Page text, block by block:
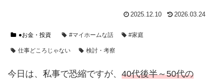
2025.12.10 2026.03.24
●お金・投資 #マイホームな話 #家庭
仕事どころじゃない 検討・考察
今日は、私事で恐縮ですが、 40代後半～50代の